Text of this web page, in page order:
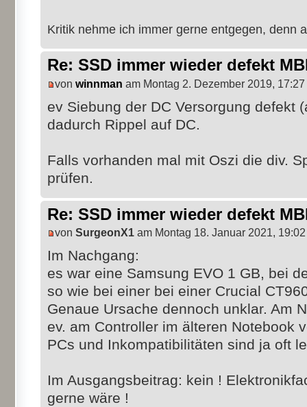
Kritik nehme ich immer gerne entgegen, denn
Re: SSD immer wieder defekt
von winnman am Montag 2. Dezember 2019, 17:27
ev Siebung der DC Versorgung defekt
dadurch Rippel auf DC.
Falls vorhanden mal mit Oszi die div.
prüfen.
Re: SSD immer wieder defekt
von SurgeonX1 am Montag 18. Januar 2021, 19:02
Im Nachgang:
es war eine Samsung EVO 1 GB, bei
so wie bei einer bei einer Crucial
Genaue Ursache dennoch unklar. Am
ev. am Controller im älteren Notebook
PCs und Inkompatibilitäten sind ja oft
Im Ausgangsbeitrag: kein !
gerne wäre !